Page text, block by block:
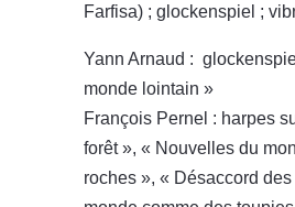
Farfisa) ; glockenspiel ;
Yann Arnaud :
monde lointain »
François Pernel : harpes
forêt », « Nouvelles du
roches », « Désaccord